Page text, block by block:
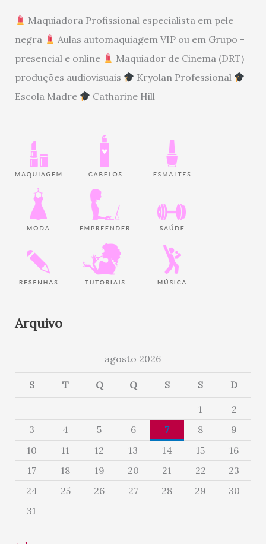
Maquiadora Profissional especialista em pele
negra
Aulas automaquiagem VIP ou em Grupo -
presencial e online
Maquiador de Cinema (DRT)
produções audiovisuais
Kryolan Professional
Escola Madre
Catharine Hill
Arquivo
agosto 2026
S T Q Q S S D
1
2
3
4 5 6 7 8
9
10
11 12 13 14 15
16
17
18 19 20 21 22
23
24
25 26 27 28 29
30
31